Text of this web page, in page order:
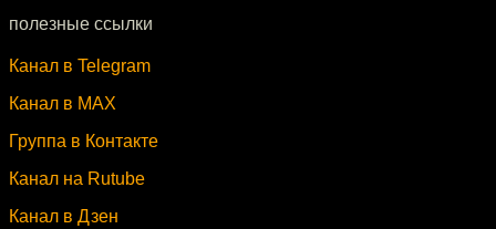
полезные ссылки
Канал в Telegram
Канал в MAX
Группа в Контакте
Канал на Rutube
Канал в Дзен